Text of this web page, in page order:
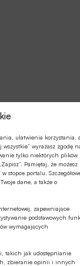
ułatwienia korzystania, a
wyrażasz zgodę
tylko niektórych plików
Pamiętaj, że możesz
stopce portalu.
dane, a także o
zapewniające
podstawowych
wymagających
takich jak udostępnianie
zbieranie opinii i innych
Ministra
na
w spłacie,
w tym